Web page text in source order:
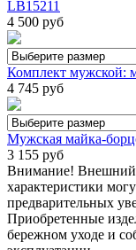
LB15211
4 500 руб
Комплект мужской:
4 745 руб
Мужская майка-
3 155 руб
Внимание! Внешний
характеристики
предварительных
Приобретенные
бережном уходе и